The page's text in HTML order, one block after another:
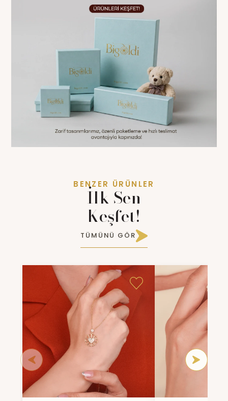
BENZER ÜRÜNLER
İlk Sen
Keşfet!
TÜMÜNÜ GÖR